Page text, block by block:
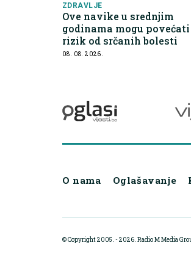
ZDRAVLJE
Ove navike u srednjim
godinama mogu povećati
rizik od srčanih bolesti
08. 08. 2026.
O nama Oglašavanje
© Copyright 2005. - 2026. Radio M Media